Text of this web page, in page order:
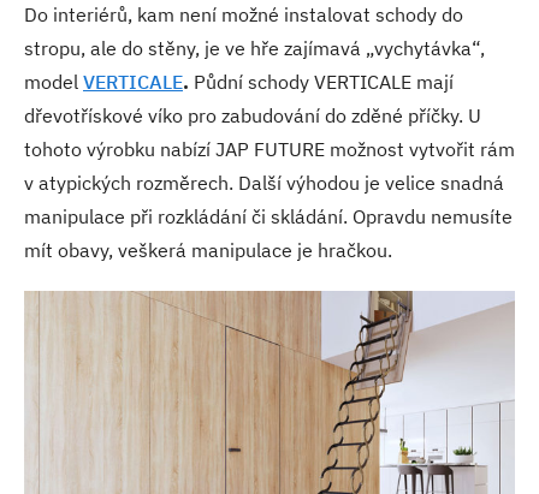
Do interiérů, kam není možné instalovat schody do
stropu, ale do stěny, je ve hře zajímavá „vychytávka“,
model VERTICALE. Půdní schody VERTICALE mají
dřevotřískové víko pro zabudování do zděné příčky. U
tohoto výrobku nabízí JAP FUTURE možnost vytvořit rám
v atypických rozměrech. Další výhodou je velice snadná
manipulace při rozkládání či skládání. Opravdu nemusíte
mít obavy, veškerá manipulace je hračkou.